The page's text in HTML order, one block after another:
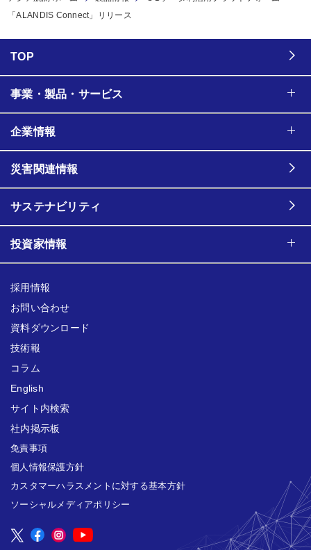
「ALANDIS Connect」リリース
TOP
事業・製品・サービス
企業情報
災害関連情報
サステナビリティ
投資家情報
採用情報
お問い合わせ
資料ダウンロード
技術報
コラム
English
サイト内検索
社内掲示板
免責事項
個人情報保護方針
カスタマーハラスメントに対する基本方針
ソーシャルメディアポリシー